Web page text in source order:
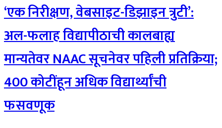
‘एक निरीक्षण, वेबसाइट-डिझाइन त्रुटी’:
अल-फलाह विद्यापीठाची कालबाह्य
मान्यतेवर NAAC सूचनेवर पहिली प्रतिक्रिया;
400 कोटींहून अधिक विद्यार्थ्यांची
फसवणूक